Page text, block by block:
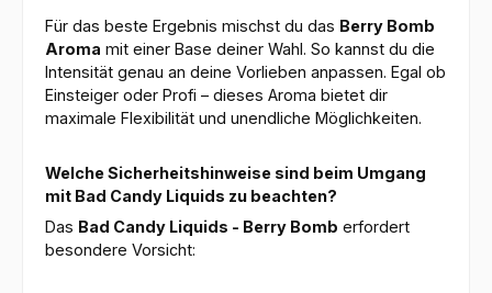
Für das beste Ergebnis mischst du das Berry Bomb
Aroma mit einer Base deiner Wahl. So kannst du die
Intensität genau an deine Vorlieben anpassen. Egal ob
Einsteiger oder Profi – dieses Aroma bietet dir
maximale Flexibilität und unendliche Möglichkeiten.
Welche Sicherheitshinweise sind beim Umgang
mit Bad Candy Liquids zu beachten?
Das Bad Candy Liquids - Berry Bomb erfordert
besondere Vorsicht: